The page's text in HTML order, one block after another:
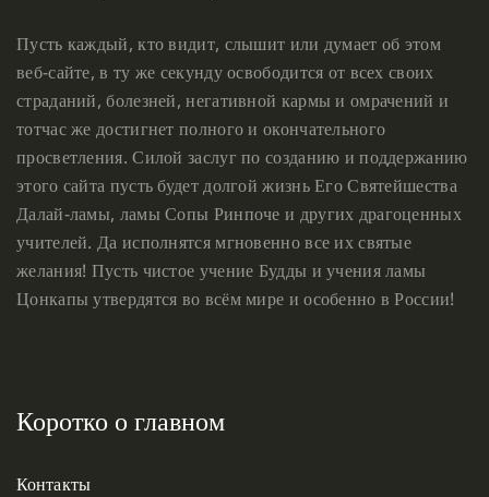
Пусть каждый, кто видит, слышит или думает об этом
веб-сайте, в ту же секунду освободится от всех своих
страданий, болезней, негативной кармы и омрачений и
тотчас же достигнет полного и окончательного
просветления. Силой заслуг по созданию и поддержанию
этого сайта пусть будет долгой жизнь Его Святейшества
Далай-ламы, ламы Сопы Ринпоче и других драгоценных
учителей. Да исполнятся мгновенно все их святые
желания! Пусть чистое учение Будды и учения ламы
Цонкапы утвердятся во всём мире и особенно в России!
Коротко о главном
Контакты